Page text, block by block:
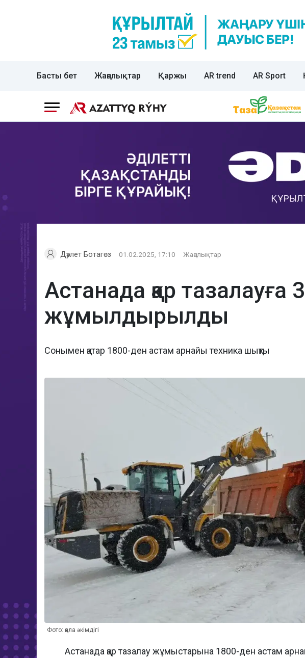
Басты бет Жаңалықтар Қаржы AR trend AR Sport
Дәулет Ботагөз 01.02.2025, 17:10 Жаңалықтар
Астанада қар
жұмылдырылды
Сонымен қатар 1800-ден астам арнайы техника шықты
Фото: қала әкімдігі
Астанада қар тазалау жұмыстарына 1800-ден астам